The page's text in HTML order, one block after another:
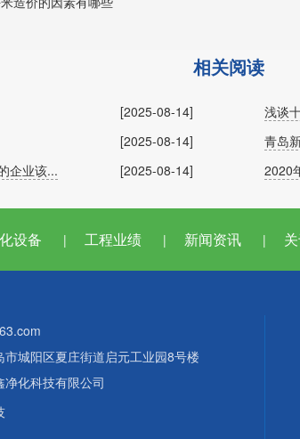
相关阅读
[2025-08-14]
[2025-08-14]
企业该...
[2025-08-14]
浅谈
青岛
2020
设备 | 工程业绩 | 新闻资讯 |
城阳区夏庄街道启元工业园8号楼
化科技有限公司